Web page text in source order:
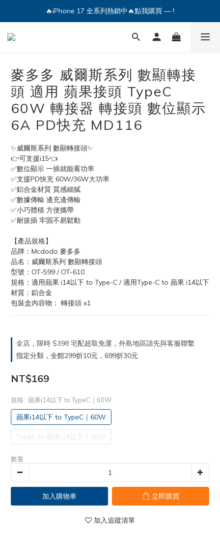
🔥iPhone 17 全系列熱銷中🔥點我購買 — !
💕加入Q哥 Line 新好友領優惠券！🎫
🔥iPhone 17 全系列熱銷中🔥點我購買 — !
麥多多 威爾斯系列 數顯轉接
頭 適用 蘋果接頭 TypeC
60W 轉接器 轉接頭 數位顯示
6A PD快充 MD116
✨威爾斯系列 數顯轉接頭✨
👉可支援i15👈
✅數位顯示 一插就能看功率
✅支援PD快充 60W/36W大功率
✅鋁合金材質 質感細膩
✅數據傳輸 邊充邊傳輸
✅小巧體積 方便攜帶
✅耐拔插 牢固不易鬆動
【產品規格】
品牌：Mcdodo 麥多多
品名：威爾斯系列 數顯轉接頭
型號：OT-599 / OT-610
規格：適用蘋果 i14以下 to Type-C / 適用Type-C to 蘋果 i14以下
材質：鋁合金
包裝盒內容物： 轉接頭 x1
全店，限時 $398 宅配超取免運，外島地區請先與客服聯繫
指定分類，全館299折10元，699折30元
NT$169
規格 : 蘋果i14以下 to TypeC｜60W
蘋果i14以下 to TypeC｜60W
TypeC to 蘋果i14以下｜36W
數量
加入購物車 立即購買
加入追蹤清單